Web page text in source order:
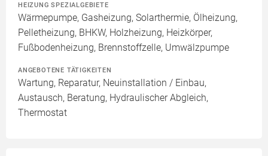
HEIZUNG SPEZIALGEBIETE
Wärmepumpe, Gasheizung, Solarthermie, Ölheizung,
Pelletheizung, BHKW, Holzheizung, Heizkörper,
Fußbodenheizung, Brennstoffzelle, Umwälzpumpe
ANGEBOTENE TÄTIGKEITEN
Wartung, Reparatur, Neuinstallation / Einbau,
Austausch, Beratung, Hydraulischer Abgleich,
Thermostat